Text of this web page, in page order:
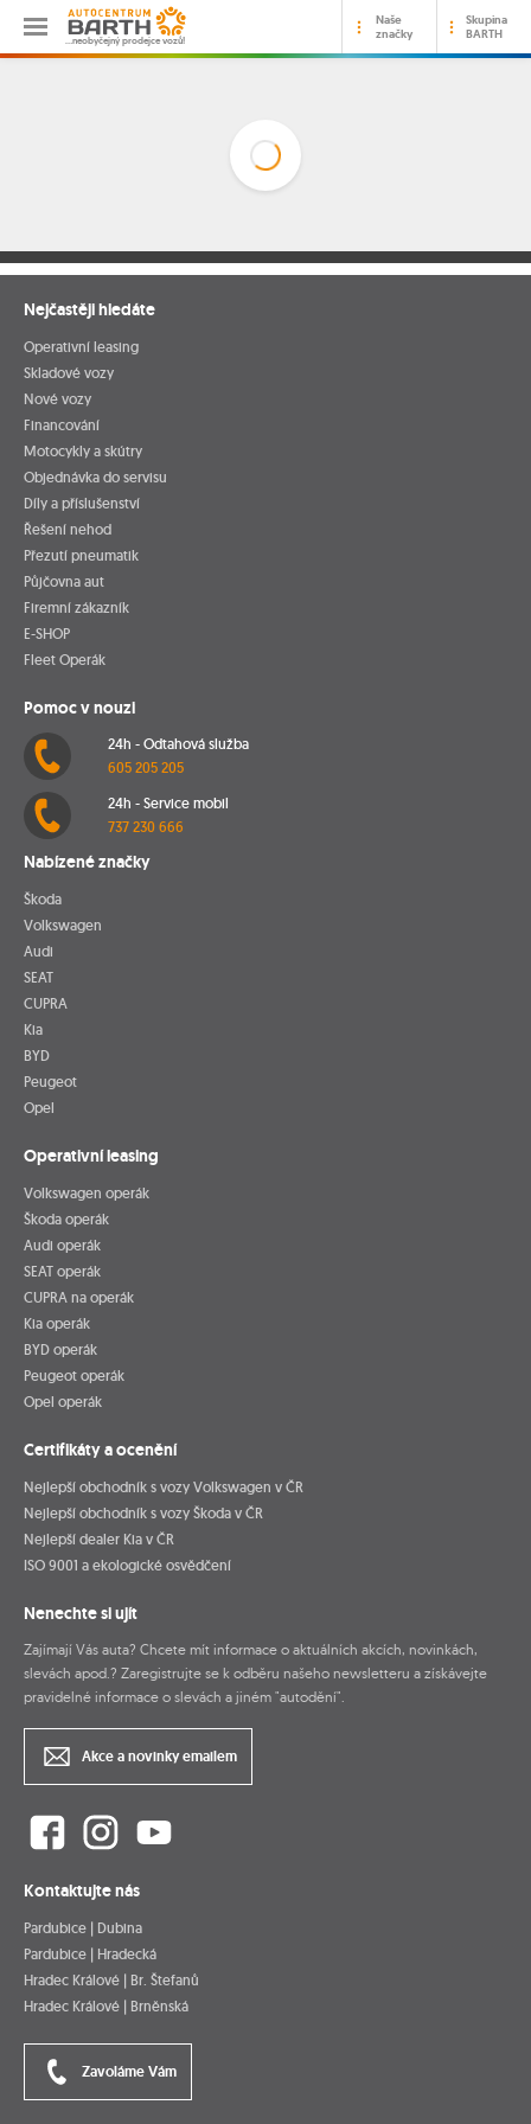
…neobyčejný prodejce vozů!
Naše
značky
Skupina
BARTH
Nejčastěji hledáte
Operativní leasing
Skladové vozy
Nové vozy
Financování
Motocykly a skútry
Objednávka do servisu
Díly a příslušenství
Řešení nehod
Přezutí pneumatik
Půjčovna aut
Firemní zákazník
E-SHOP
Fleet Operák
Pomoc v nouzi
24h - Odtahová služba
605 205 205
24h - Service mobil
737 230 666
Nabízené značky
Škoda
Volkswagen
Audi
SEAT
CUPRA
Kia
BYD
Peugeot
Opel
Operativní leasing
Volkswagen operák
Škoda operák
Audi operák
SEAT operák
CUPRA na operák
Kia operák
BYD operák
Peugeot operák
Opel operák
Certifikáty a ocenění
Nejlepší obchodník s vozy Volkswagen v ČR
Nejlepší obchodník s vozy Škoda v ČR
Nejlepší dealer Kia v ČR
ISO 9001 a ekologické osvědčení
Nenechte si ujít
Zajímají Vás auta? Chcete mít informace o aktuálních akcích, novinkách,
slevách apod.? Zaregistrujte se k odběru našeho newsletteru a získávejte
pravidelné informace o slevách a jiném "autodění".
Akce a novinky emailem
Kontaktujte nás
Pardubice | Dubina
Pardubice | Hradecká
Hradec Králové | Br. Štefanů
Hradec Králové | Brněnská
Zavoláme Vám